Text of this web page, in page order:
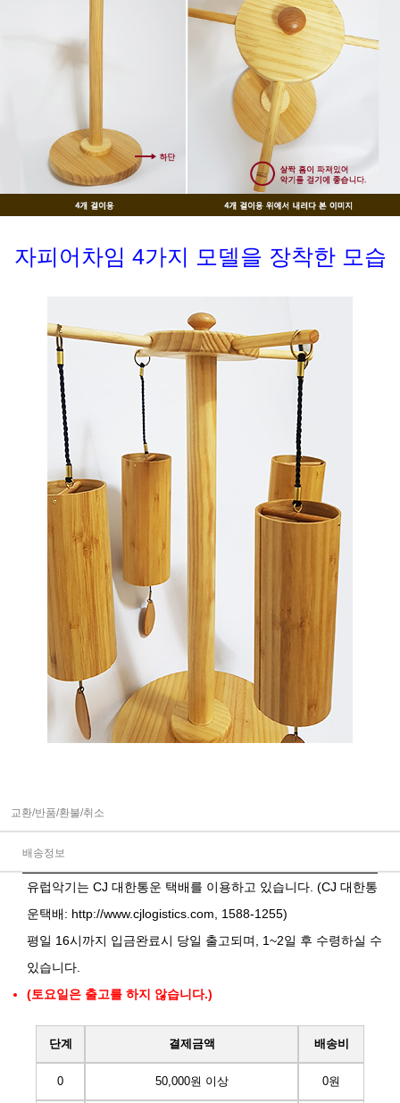
자피어차임 4가지 모델을 장착한 모습
교환/반품/환불/취소
배송정보
유럽악기는 CJ 대한통운 택배를 이용하고 있습니다. (CJ 대한통
운택배: http://www.cjlogistics.com , 1588-1255)
평일 16시까지 입금완료시 당일 출고되며, 1~2일 후 수령하실 수
있습니다.
(토요일은 출고를 하지 않습니다.)
단계 결제금액 배송비
0 50,000원 이상 0원